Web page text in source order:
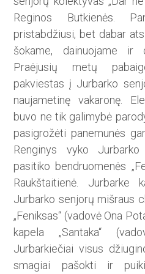
Reginos Butkienės.
pristabdžiusi, bet dabar
šokame, dainuojame ir
Praėjusių metų
pakviestas į Jurbarko
naujametinę vakaronę.
buvo ne tik galimybė
pasigrožėti panemunės
Renginys vyko
pasitiko bendruomenės
Raukštaitienė. Jurbarke
Jurbarko senjorų mišraus
„Feniksas“ (vadovė Ona
kapela „Santaka“
Jurbarkiečiai visus
smagiai pašokti ir